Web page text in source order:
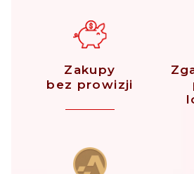
Zakupy
bez prowizji